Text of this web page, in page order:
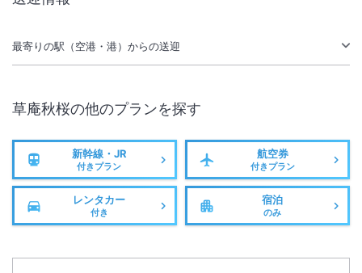
客室及び館内が禁煙となります。大浴場前、食事棟入口、大広間付近に
小人料金は次の年齢が適用となります。（７～１２歳⇒こどもＡ、３～
６歳⇒こどもＢまたはＣ、１歳～未就学児⇒こどもＤ）。※小人の設定
ご確認ください。
最寄りの駅（空港・港）からの送迎
草庵秋桜の他のプランを探す
新幹線・JR
付きプラン
航空券
付きプラン
レンタカー
付き
宿泊
のみ